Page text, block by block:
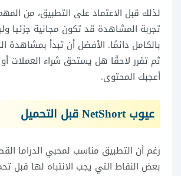
لذلك قبل الاعتماد على التطبيق، من
تجربة المشاهدة قد تكون مجانية جزئيا
بالكامل دائمًا. الأفضل أن تبدأ بمشاهدة
ثم تقرر لاحقًا هل يستحق شراء العملات أو
أعجبك المحتوى.
عيوب NetShort قبل التحميل
رغم أن التطبيق مناسب لمحبي الدراما
بعض النقاط التي يجب الانتباه لها قبل